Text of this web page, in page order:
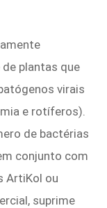
plantas que
virais
e rotíferos).
de bactérias
conjunto com
ArtiKol ou
suprime